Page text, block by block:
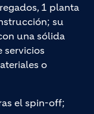
1 planta
su
una sólida
servicios
o
el spin-off;